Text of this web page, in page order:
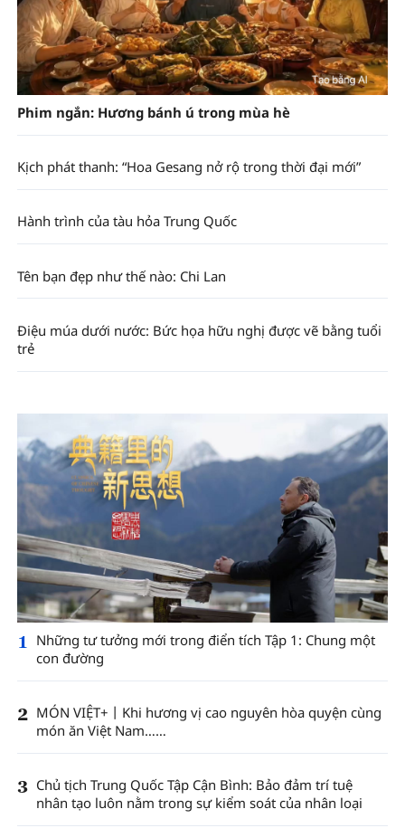
Phim ngắn: Hương bánh ú trong mùa hè
Kịch phát thanh: “Hoa Gesang nở rộ trong thời đại mới”
Hành trình của tàu hỏa Trung Quốc
Tên bạn đẹp như thế nào: Chi Lan
Điệu múa dưới nước: Bức họa hữu nghị được vẽ bằng tuổi
trẻ
1
Những tư tưởng mới trong điển tích Tập 1: Chung một
con đường
2 MÓN VIỆT+丨Khi hương vị cao nguyên hòa quyện cùng
món ăn Việt Nam……
3 Chủ tịch Trung Quốc Tập Cận Bình: Bảo đảm trí tuệ
nhân tạo luôn nằm trong sự kiểm soát của nhân loại